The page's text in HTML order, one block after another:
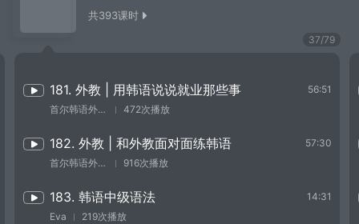
共393课时
37/79
56:51
181. 外教 | 用韩语说说就业那些事
首尔韩语外教文芝河 472次播放
57:30
182. 外教 | 和外教面对面练韩语
首尔韩语外教文芝河 916次播放
14:31
183. 韩语中级语法
Eva 219次播放